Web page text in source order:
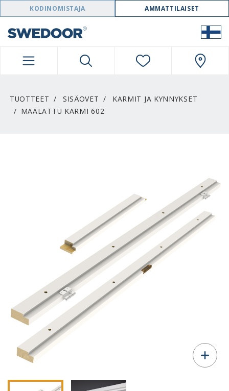
SWEDOOR NAVIGATION
KODINOMISTAJA AMMATTILAISET
TUOTTEET SISÄOVET
KARMIT JA KYNNYKSET
MAALATTU KARMI 602